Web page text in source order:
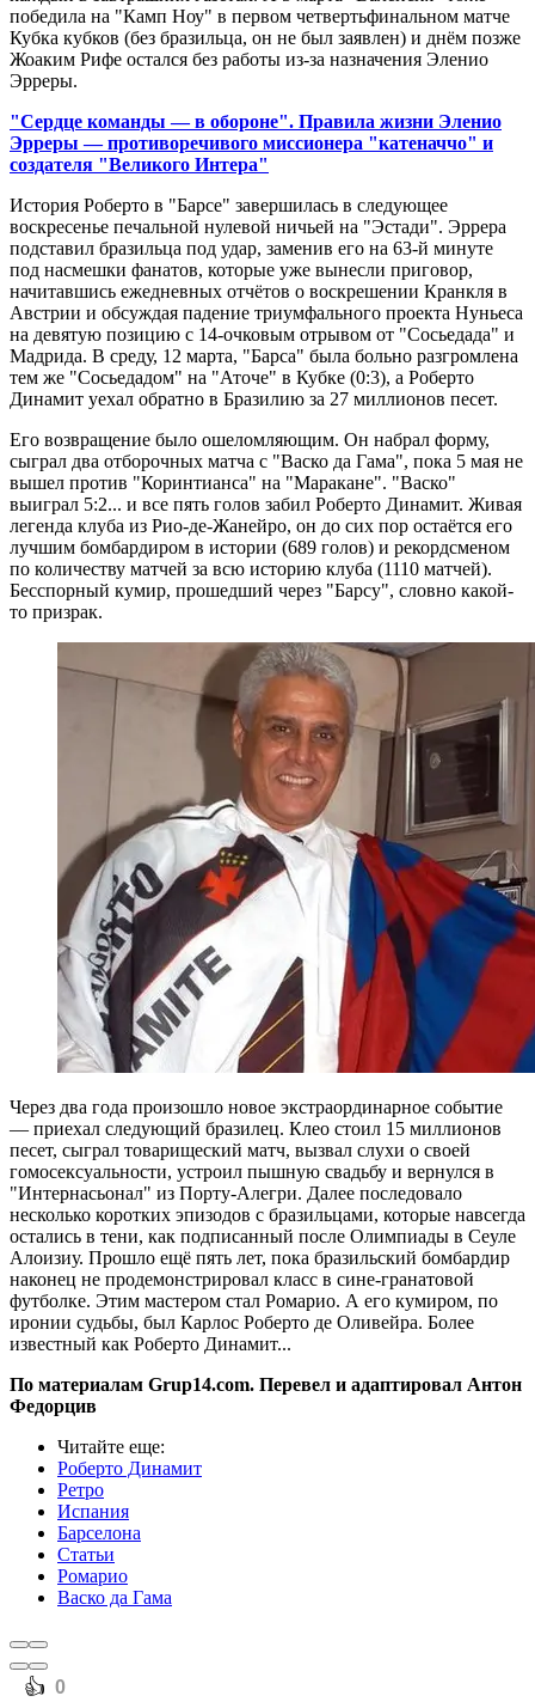
победила на "Камп Ноу" в первом четвертьфинальном матче
Кубка кубков (без бразильца, он не был заявлен) и днём позже
Жоаким Рифе остался без работы из-за назначения Эленио
Эрреры.
"Сердце команды — в обороне". Правила жизни Эленио
Эрреры — противоречивого миссионера "катеначчо" и
создателя "Великого Интера"
История Роберто в "Барсе" завершилась в следующее
воскресенье печальной нулевой ничьей на "Эстади". Эррера
подставил бразильца под удар, заменив его на 63-й минуте
под насмешки фанатов, которые уже вынесли приговор,
начитавшись ежедневных отчётов о воскрешении Кранкля в
Австрии и обсуждая падение триумфального проекта Нуньеса
на девятую позицию с 14-очковым отрывом от "Сосьедада" и
Мадрида. В среду, 12 марта, "Барса" была больно разгромлена
тем же "Сосьедадом" на "Аточе" в Кубке (0:3), а Роберто
Динамит уехал обратно в Бразилию за 27 миллионов песет.
Его возвращение было ошеломляющим. Он набрал форму,
сыграл два отборочных матча с "Васко да Гама", пока 5 мая не
вышел против "Коринтианса" на "Маракане". "Васко"
выиграл 5:2... и все пять голов забил Роберто Динамит. Живая
легенда клуба из Рио-де-Жанейро, он до сих пор остаётся его
лучшим бомбардиром в истории (689 голов) и рекордсменом
по количеству матчей за всю историю клуба (1110 матчей).
Бесспорный кумир, прошедший через "Барсу", словно какой-
то призрак.
Через два года произошло новое экстраординарное событие
— приехал следующий бразилец. Клео стоил 15 миллионов
песет, сыграл товарищеский матч, вызвал слухи о своей
гомосексуальности, устроил пышную свадьбу и вернулся в
"Интернасьонал" из Порту-Алегри. Далее последовало
несколько коротких эпизодов с бразильцами, которые навсегда
остались в тени, как подписанный после Олимпиады в Сеуле
Алоизиу. Прошло ещё пять лет, пока бразильский бомбардир
наконец не продемонстрировал класс в сине-гранатовой
футболке. Этим мастером стал Ромарио. А его кумиром, по
иронии судьбы, был Карлос Роберто де Оливейра. Более
известный как Роберто Динамит...
По материалам Grup14.com. Перевел и адаптировал Антон
Федорцив
Читайте еще:
Роберто Динамит
Ретро
Испания
Барселона
Статьи
Ромарио
Васко да Гама
️👍 0